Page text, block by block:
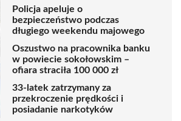
Policja apeluje o
bezpieczeństwo podczas
długiego weekendu majowego
Oszustwo na pracownika banku
w powiecie sokołowskim –
ofiara straciła 100 000 zł
33-latek zatrzymany za
przekroczenie prędkości i
posiadanie narkotyków